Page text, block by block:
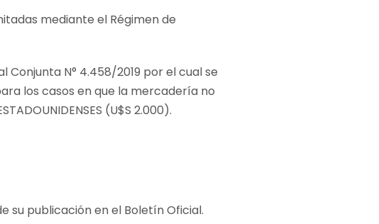
mediante el Régimen de
N° 4.458/2019 por el cual se
los casos en que la mercadería no
(U$S 2.000).
su publicación en el Boletín Oficial.